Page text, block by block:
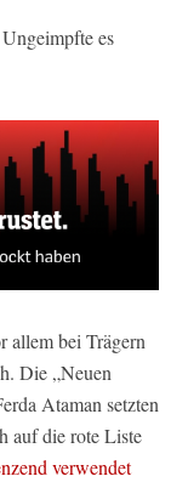
es
allem bei Trägern
Die „Neuen
Ataman setzten
auf die rote Liste
verwendet